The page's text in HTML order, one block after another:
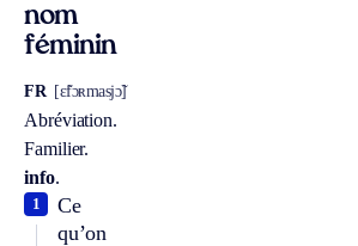
nom
féminin
FR [ɛ̃fɔʀmasjɔ̃]
Abréviation.
Familier.
info.
Ce
qu’on
1